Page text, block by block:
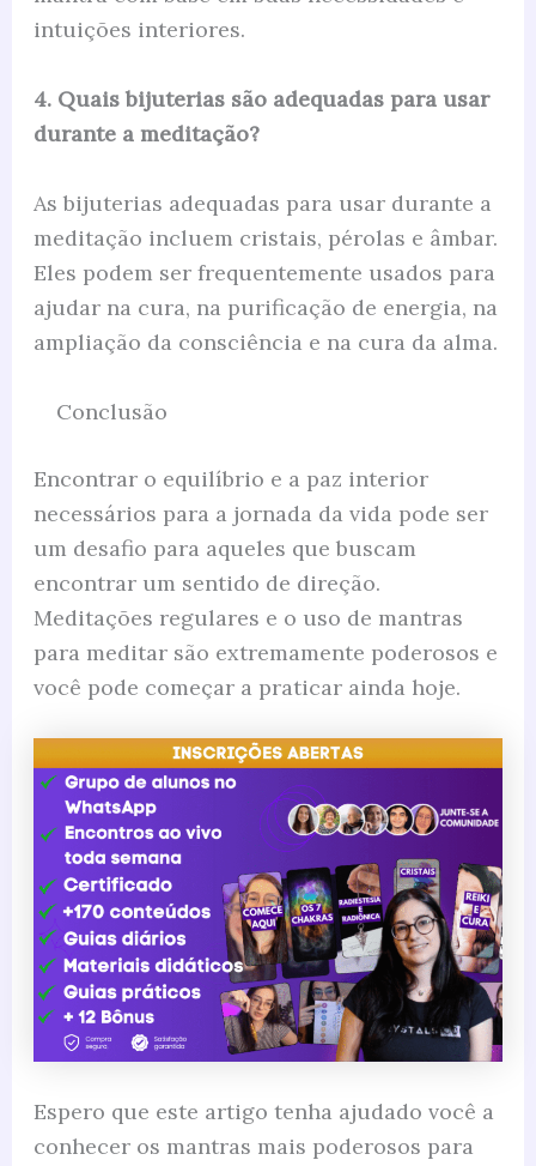
intuições interiores.
4. Quais bijuterias são adequadas para usar
durante a meditação?
As bijuterias adequadas para usar durante a
meditação incluem cristais, pérolas e âmbar.
Eles podem ser frequentemente usados ​​para
ajudar na cura, na purificação de energia, na
ampliação da consciência e na cura da alma.
Conclusão
Encontrar o equilíbrio e a paz interior
necessários para a jornada da vida pode ser
um desafio para aqueles que buscam
encontrar um sentido de direção.
Meditações regulares e o uso de mantras
para meditar são extremamente poderosos e
você pode começar a praticar ainda hoje.
Espero que este artigo tenha ajudado você a
conhecer os mantras mais poderosos para